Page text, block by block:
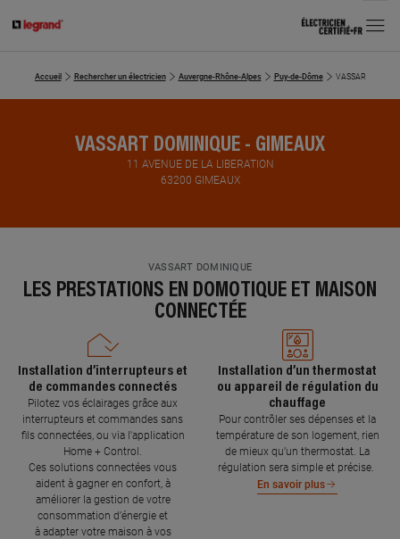
MENU
Accueil Rechercher un électricien Auvergne-Rhône-Alpes Puy-de-Dôme VASSART
VASSART DOMINIQUE - GIMEAUX
11 AVENUE DE LA LIBERATION
63200 GIMEAUX
VASSART DOMINIQUE
LES PRESTATIONS EN DOMOTIQUE ET MAISON
CONNECTÉE
Installation d’interrupteurs et
de commandes connectés
Pilotez vos éclairages grâce aux
interrupteurs et commandes sans
fils connectées, ou via l'application
Home + Control.
Ces solutions connectées vous
aident à gagner en confort, à
améliorer la gestion de votre
consommation d’énergie et
à adapter votre maison à vos
Installation d’un thermostat
ou appareil de régulation du
chauffage
Pour contrôler ses dépenses et la
température de son logement, rien
de mieux qu’un thermostat. La
régulation sera simple et précise.
En savoir plus